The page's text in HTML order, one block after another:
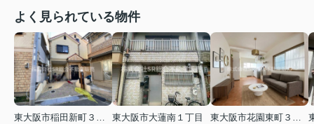
よく見られている物件
東大阪市大蓮南１丁目